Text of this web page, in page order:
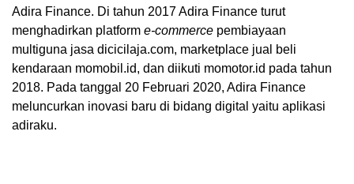
Adira Finance. Di tahun 2017 Adira Finance turut
menghadirkan platform e-commerce pembiayaan
multiguna jasa dicicilaja.com, marketplace jual beli
kendaraan momobil.id, dan diikuti momotor.id pada tahun
2018. Pada tanggal 20 Februari 2020, Adira Finance
meluncurkan inovasi baru di bidang digital yaitu aplikasi
adiraku.